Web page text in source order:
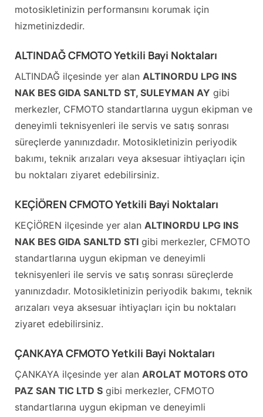
motosikletinizin performansını korumak için
hizmetinizdedir.
ALTINDAĞ CFMOTO Yetkili Bayi Noktaları
ALTINDAĞ ilçesinde yer alan ALTINORDU LPG INS
NAK BES GIDA SANLTD ST, SULEYMAN AY gibi
merkezler, CFMOTO standartlarına uygun ekipman ve
deneyimli teknisyenleri ile servis ve satış sonrası
süreçlerde yanınızdadır. Motosikletinizin periyodik
bakımı, teknik arızaları veya aksesuar ihtiyaçları için
bu noktaları ziyaret edebilirsiniz.
KEÇİÖREN CFMOTO Yetkili Bayi Noktaları
KEÇİÖREN ilçesinde yer alan ALTINORDU LPG INS
NAK BES GIDA SANLTD STI gibi merkezler, CFMOTO
standartlarına uygun ekipman ve deneyimli
teknisyenleri ile servis ve satış sonrası süreçlerde
yanınızdadır. Motosikletinizin periyodik bakımı, teknik
arızaları veya aksesuar ihtiyaçları için bu noktaları
ziyaret edebilirsiniz.
ÇANKAYA CFMOTO Yetkili Bayi Noktaları
ÇANKAYA ilçesinde yer alan AROLAT MOTORS OTO
PAZ SAN TIC LTD S gibi merkezler, CFMOTO
standartlarına uygun ekipman ve deneyimli